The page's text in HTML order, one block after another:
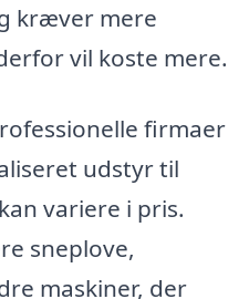
kræver mere
vil koste mere.
firmaer
udstyr til
variere i pris.
sneplove,
maskiner, der